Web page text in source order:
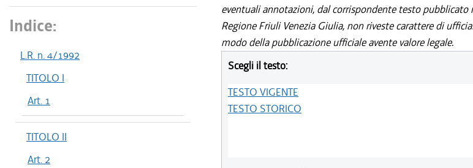
Indice:
L.R. n. 4/1992
TITOLO I
Art. 1
TITOLO II
Art. 2
eventuali annotazioni, dal corrispondente testo
Regione Friuli Venezia Giulia, non riveste carattere di
modo della pubblicazione ufficiale avente valore legale.
Scegli il testo:
TESTO VIGENTE
TESTO STORICO